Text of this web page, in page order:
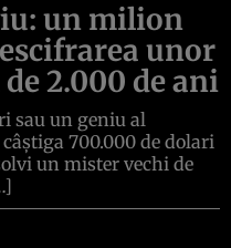
un milion
unor
2.000 de ani
sau un geniu al
700.000 de dolari
un mister vechi de